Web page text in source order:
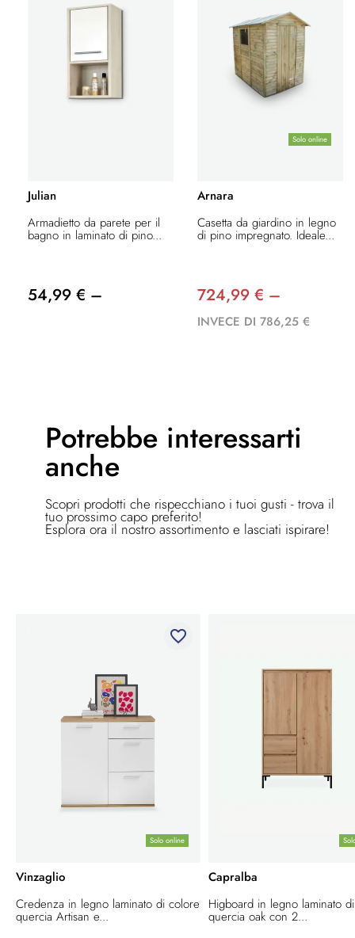
Julian
Armadietto da parete per il
bagno in laminato di pino...
54,99 € –
Solo online
Arnara
Casetta da giardino in legno
di pino impregnato. Ideale...
724,99 € –
INVECE DI 786,25 €
Potrebbe interessarti
anche
Scopri prodotti che rispecchiano i tuoi gusti - trova il
tuo prossimo capo preferito!
Esplora ora il nostro assortimento e lasciati ispirare!
Solo online
favorite_border
Vinzaglio
Credenza in legno laminato di colore
quercia Artisan e...
Capralba
Higboard in legno laminato
quercia oak con 2...